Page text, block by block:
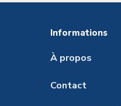
Informations
À propos
Contact